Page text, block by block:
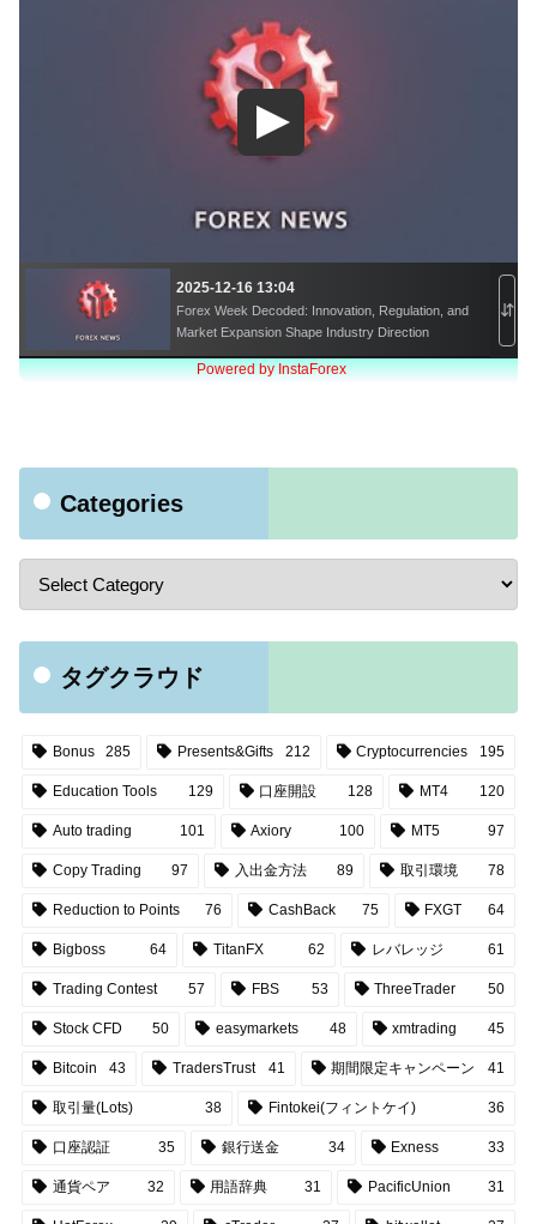
Categories
タグクラウド
Bonus 285 Presents&Gifts 212 Cryptocurrencies 195
Education Tools 129 口座開設 128 MT4 120
Auto trading 101 Axiory 100 MT5 97
Copy Trading 97 入出金方法 89 取引環境 78
Reduction to Points 76 CashBack 75 FXGT 64
Bigboss 64 TitanFX 62 レバレッジ 61
Trading Contest 57 FBS 53 ThreeTrader 50
Stock CFD 50 easymarkets 48 xmtrading 45
Bitcoin 43 TradersTrust 41 期間限定キャンペーン 41
取引量(Lots) 38 Fintokei(フィントケイ) 36
口座認証 35 銀行送金 34 Exness 33
通貨ペア 32 用語辞典 31 PacificUnion 31